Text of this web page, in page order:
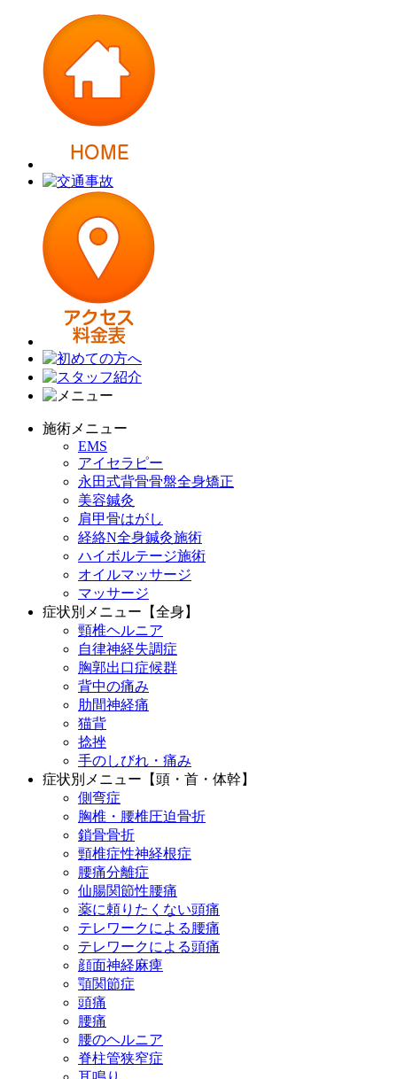
施術メニュー
EMS
アイセラピー
永田式背骨骨盤全身矯正
美容鍼灸
肩甲骨はがし
経絡N全身鍼灸施術
ハイボルテージ施術
オイルマッサージ
マッサージ
症状別メニュー【全身】
頸椎ヘルニア
自律神経失調症
胸郭出口症候群
背中の痛み
肋間神経痛
猫背
捻挫
手のしびれ・痛み
症状別メニュー【頭・首・体幹】
側弯症
胸椎・腰椎圧迫骨折
鎖骨骨折
頸椎症性神経根症
腰痛分離症
仙腸関節性腰痛
薬に頼りたくない頭痛
テレワークによる腰痛
テレワークによる頭痛
顔面神経麻痺
顎関節症
頭痛
腰痛
腰のヘルニア
脊柱管狭窄症